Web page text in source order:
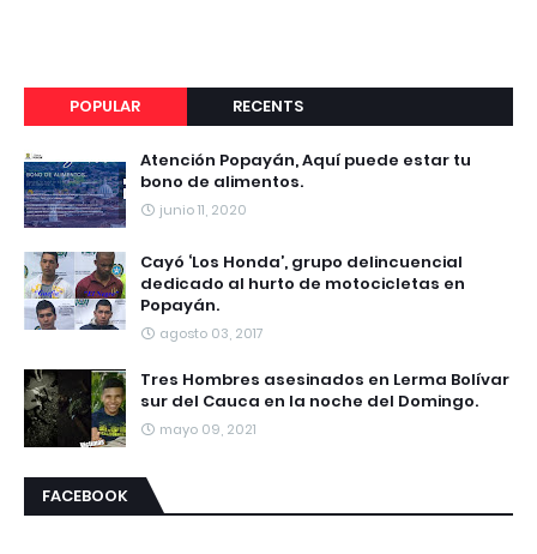
POPULAR RECENTS
Atención Popayán, Aquí puede estar tu
bono de alimentos.
junio 11, 2020
Cayó ‘Los Honda’, grupo delincuencial
dedicado al hurto de motocicletas en
Popayán.
agosto 03, 2017
Tres Hombres asesinados en Lerma Bolívar
sur del Cauca en la noche del Domingo.
mayo 09, 2021
FACEBOOK